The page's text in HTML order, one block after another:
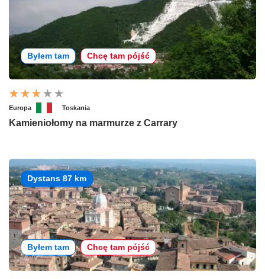
Byłem tam Chcę tam pójść
Europa Toskania
Kamieniołomy na marmurze z Carrary
Dystans 87 km
Byłem tam Chcę tam pójść